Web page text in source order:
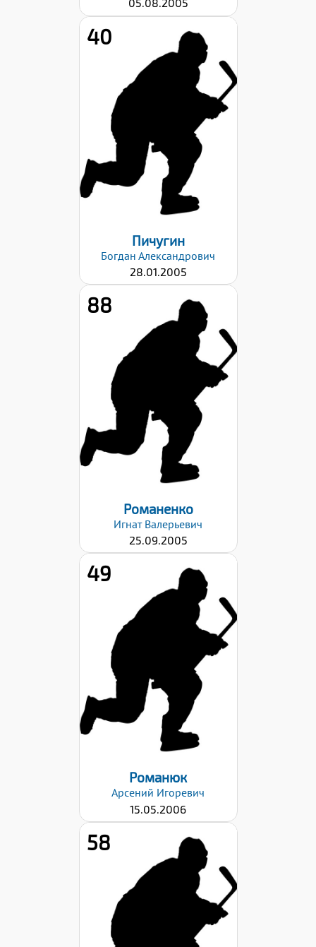
05.08.2005
40
Рост:
Левый
Дата заявки:
29.08.2022
Пичугин
Богдан Александрович
28.01.2005
88
Рост:
Левый
Дата заявки:
29.08.2022
Романенко
Игнат Валерьевич
25.09.2005
49
Рост:
Правый
Дата заявки:
29.08.2022
Романюк
Арсений Игоревич
15.05.2006
58
Рост: